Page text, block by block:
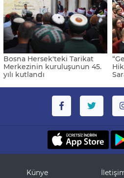
Bosna Hersek'teki Tarikat
Merkezinin kuruluşunun 45.
yılı kutlandı
Künye